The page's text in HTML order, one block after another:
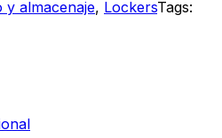
y almacenaje, LockersTags: